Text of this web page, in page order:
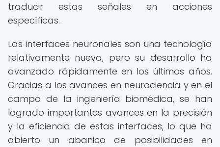
traducir estas señales en acciones
específicas.
Las interfaces neuronales son una tecnología
relativamente nueva, pero su desarrollo ha
avanzado rápidamente en los últimos años.
Gracias a los avances en neurociencia y en el
campo de la ingeniería biomédica, se han
logrado importantes avances en la precisión
y la eficiencia de estas interfaces, lo que ha
abierto un abanico de posibilidades en